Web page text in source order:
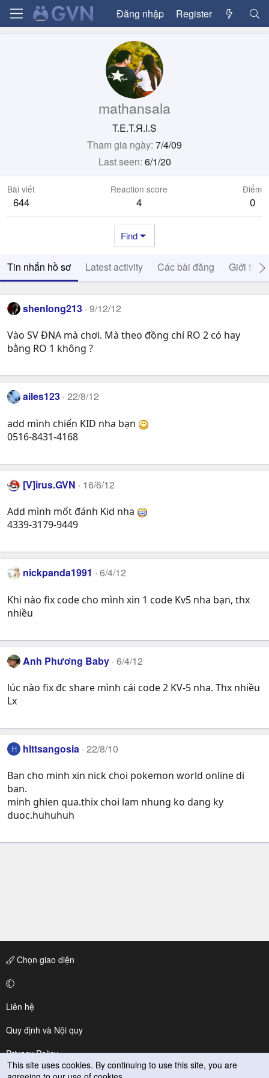
Đăng nhập Register
mathansala
T.E.T.Я.I.S
Tham gia ngày 7/4/09
Last seen 6/1/20
Bài viết
644
Reaction score
4
Điểm
0
Find
Tin nhắn hồ sơ Latest activity Các bài đăng Giới thiệu
shenlong213 9/12/12
Vào SV ĐNA mà chơi. Mà theo đồng chí RO 2 có hay
bằng RO 1 không ?
ailes123 22/8/12
add mình chiến KID nha bạn
0516-8431-4168
[V]irus.GVN 16/6/12
Add mình mốt đánh Kid nha
4339-3179-9449
nickpanda1991 6/4/12
Khi nào fix code cho mình xin 1 code Kv5 nha bạn, thx
nhiều
Anh Phương Baby 6/4/12
lúc nào fix đc share mình cái code 2 KV-5 nha. Thx nhiều
Lx
H hlttsangosia 22/8/10
Ban cho minh xin nick choi pokemon world online di
ban.
minh ghien qua.thix choi lam nhung ko dang ky
duoc.huhuhuh
Chọn giao diện
Liên hệ
Quy định và Nội quy
Privacy Policy
This site uses cookies. By continuing to use this site, you are